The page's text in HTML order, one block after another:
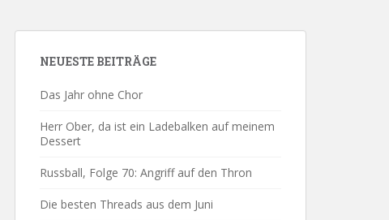
NEUESTE BEITRÄGE
Das Jahr ohne Chor
Herr Ober, da ist ein Ladebalken auf meinem
Dessert
Russball, Folge 70: Angriff auf den Thron
Die besten Threads aus dem Juni